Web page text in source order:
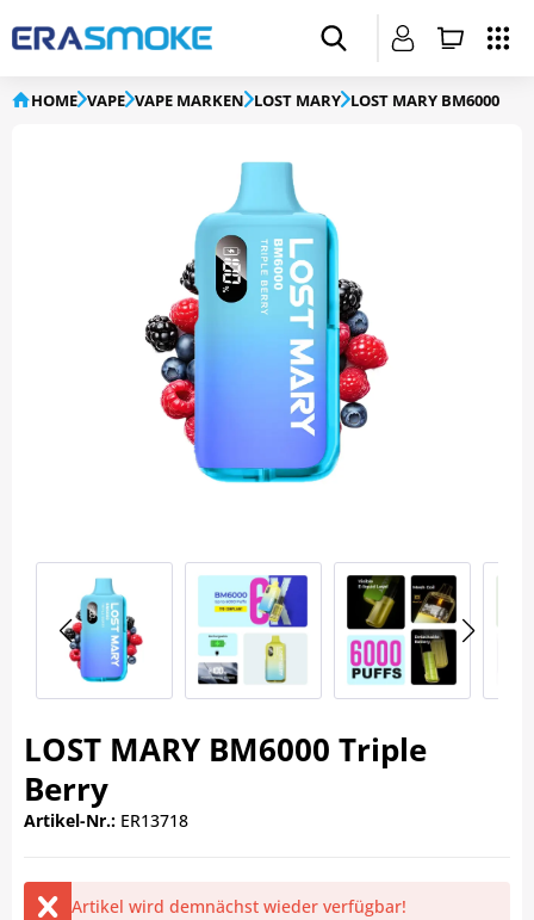
HOME VAPE VAPE MARKEN LOST MARY LOST MARY BM6000
LOST MARY BM6000 Triple
Berry
Artikel-Nr.: ER13718
Artikel wird demnächst wieder verfügbar!